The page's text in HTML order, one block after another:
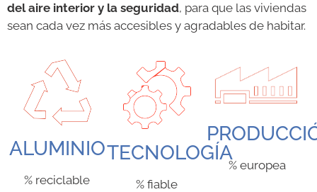
del aire interior y la seguridad, para que las viviendas
sean cada vez más accesibles y agradables de habitar.
ALUMINIO
% reciclable
TECNOLOGÍA
% fiable
% europea